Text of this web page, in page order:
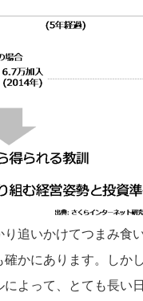
追いかけてつまみ食
かにあります。しか
よって、とても長い